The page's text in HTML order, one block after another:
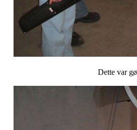
Dette var